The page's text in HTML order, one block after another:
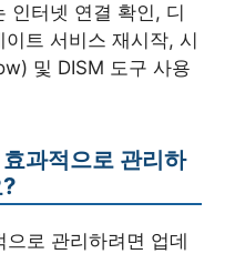
인터넷 연결 확인, 디
트 서비스 재시작, 시
및 DISM 도구 사용
과적으로 관리하
로 관리하려면 업데